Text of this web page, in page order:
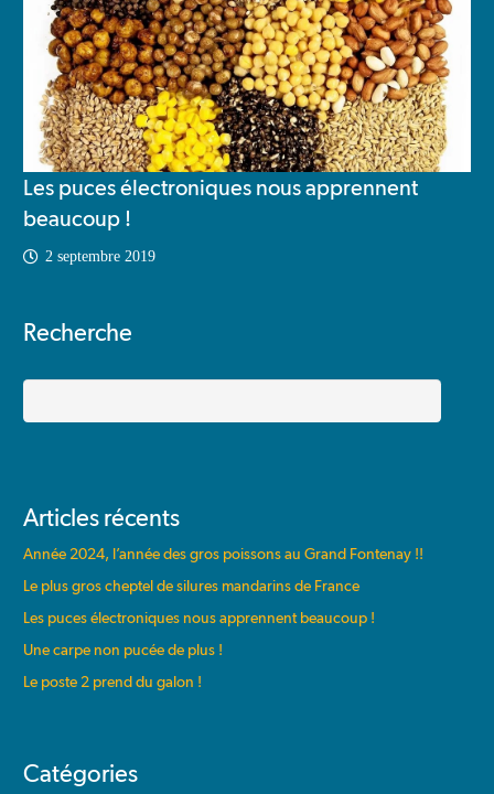
Les puces électroniques nous apprennent
beaucoup !
2 septembre 2019
Recherche
Rechercher
Articles récents
Année 2024, l’année des gros poissons au Grand Fontenay !!
Le plus gros cheptel de silures mandarins de France
Les puces électroniques nous apprennent beaucoup !
Une carpe non pucée de plus !
Le poste 2 prend du galon !
Catégories